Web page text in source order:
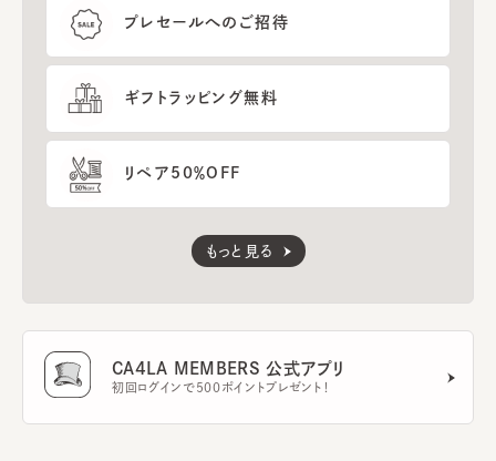
プレセールへのご招待
ギフトラッピング無料
リペア50％OFF
もっと見る
CA4LA MEMBERS 公式アプリ
初回ログインで500ポイントプレゼント！